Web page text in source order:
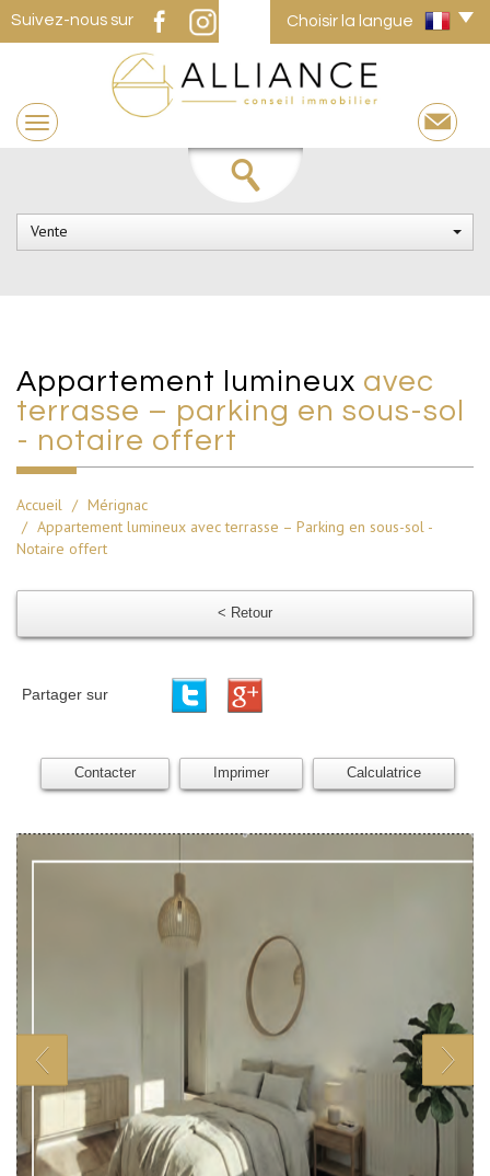
Suivez-nous sur Choisir la langue
Vente
appartement lumineux avec
terrasse – parking en sous-sol
- notaire offert
Accueil
Mérignac
Appartement lumineux avec terrasse – Parking en sous-sol -
Notaire offert
< Retour
Partager sur
Contacter Imprimer Calculatrice